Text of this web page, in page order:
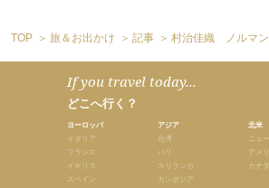
TOP 旅＆お出かけ 記事 村治佳織 ノルマン
If you travel today...
どこへ行く？
ヨーロッパ
イタリア
フランス
イギリス
スペイン
アジア
台湾
バリ
スリランカ
カンボジア
北米
ニュ
アメ
カナダ